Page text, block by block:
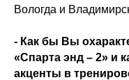
Вологда и
- Как бы Вы
«Спарта энд – 2» и
акценты в